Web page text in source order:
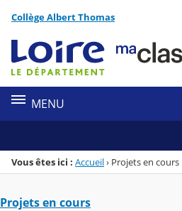
Menu de la rubrique
Contenu
Collège Albert Thomas
MENU
Vous êtes ici : Accueil› Projets en cours
Projets en cours